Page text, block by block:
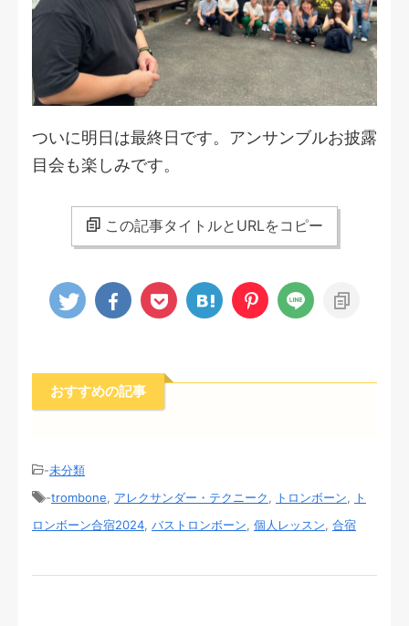
ついに明日は最終日です。アンサンブルお披露
目会も楽しみです。
この記事タイトルとURLをコピー
おすすめの記事
-未分類
-trombone アレクサンダー・テクニーク トロンボーン
ト
ロンボーン合宿2024 バストロンボーン 個人レッスン 合宿